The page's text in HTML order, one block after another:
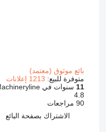
بائع موثوق (معتمد)
متوفرة للبيع: 1213 إعلانات
11 سنوات في Machineryline
4.8
90 مراجعات
الاشتراك بصفحة البائع